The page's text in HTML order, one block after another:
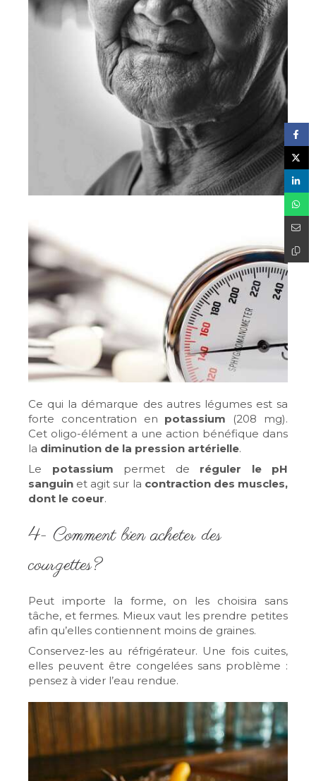
Ce qui la démarque des autres légumes est sa
forte concentration en potassium (208 mg).
Cet oligo-élément a une action bénéfique dans
la diminution de la pression artérielle.
Le potassium permet de réguler le pH
sanguin et agit sur la contraction des muscles,
dont le coeur.
4- Comment bien acheter des
courgettes?
Peut importe la forme, on les choisira sans
tâche, et fermes. Mieux vaut les prendre petites
afin qu’elles contiennent moins de graines.
Conservez-les au réfrigérateur. Une fois cuites,
elles peuvent être congelées sans problème :
pensez à vider l’eau rendue.